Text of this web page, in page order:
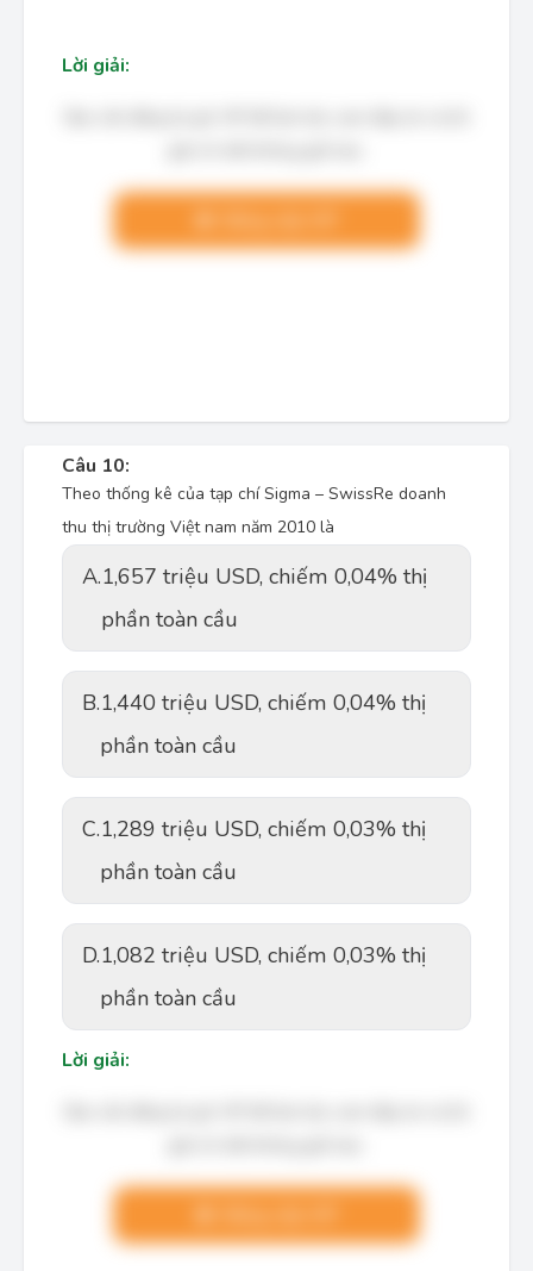
Lời giải:
Câu 10:
Theo thống kê của tạp chí Sigma – SwissRe doanh
thu thị trường Việt nam năm 2010 là
A.1,657 triệu USD, chiếm 0,04% thị
phần toàn cầu
B.1,440 triệu USD, chiếm 0,04% thị
phần toàn cầu
C.1,289 triệu USD, chiếm 0,03% thị
phần toàn cầu
D.1,082 triệu USD, chiếm 0,03% thị
phần toàn cầu
Lời giải: